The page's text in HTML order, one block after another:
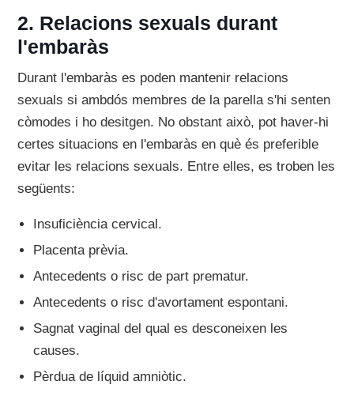
Relacions sexuals durant
l'embaràs
Durant l'embaràs es poden mantenir relacions
sexuals si ambdós membres de la parella s'hi senten
còmodes i ho desitgen. No obstant això, pot haver-hi
certes situacions en l'embaràs en què és preferible
evitar les relacions sexuals. Entre elles, es troben les
següents:
Insuficiència cervical.
Placenta prèvia.
Antecedents o risc de part prematur.
Antecedents o risc d'avortament espontani.
Sagnat vaginal del qual es desconeixen les
causes.
Pèrdua de líquid amniòtic.